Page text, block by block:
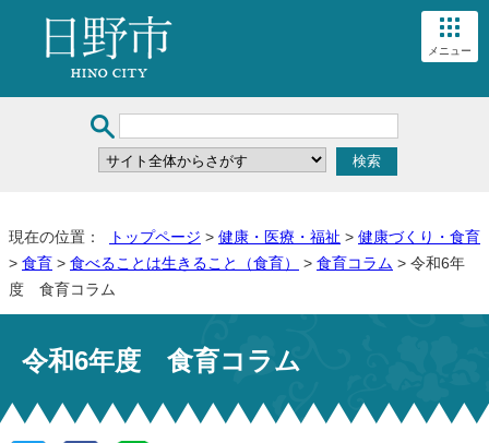
メニュー
現在の位置： トップページ > 健康・医療・福祉 > 健康づくり・食育
> 食育 > 食べることは生きること（食育） > 食育コラム > 令和6年
度 食育コラム
令和6年度 食育コラム